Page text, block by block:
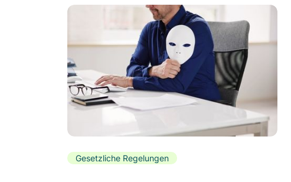
Gesetzliche Regelungen